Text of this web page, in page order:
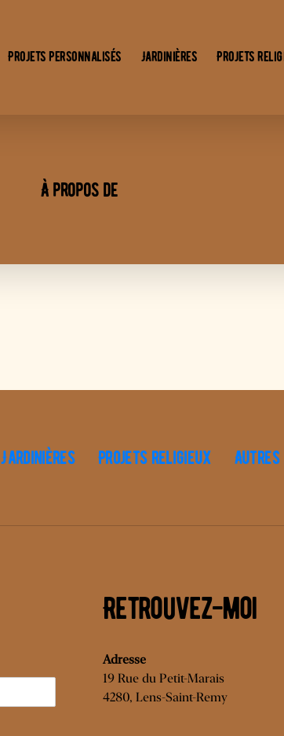
Projets personnalisés Jardinières Projets
À propos de
Jardinières Projets religieux
Retrouvez-moi
Adresse
19 Rue du Petit-Marais
4280, Lens-Saint-Remy